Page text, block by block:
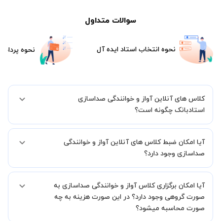
سوالات متداول
نحوه انتخاب استاد ایده آل نحوه
کلاس های آنلاین آواز و خوانندگی صداسازی
استادبانک چگونه است؟
شما میدهیم که استاد شما پیش از جلسه تمامی موارد لازم برای برگزاری
یک کلاس آنلاین با کیفیت و مفید را به شما توضیح خواهند داد.
آیا امکان ضبط کلاس های آنلاین آواز و خوانندگی
صداسازی وجود دارد؟
کنید.
آیا امکان برگزاری کلاس آواز و خوانندگی صداسازی به
صورت گروهی وجود دارد؟ در این صورت هزینه به چه
صورت محاسبه میشود؟